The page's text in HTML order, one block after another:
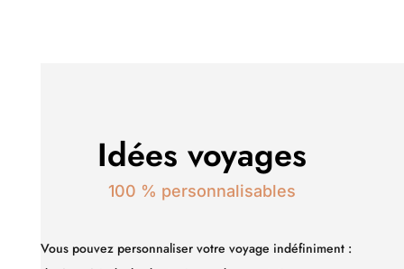
Idées voyages
100 % personnalisables
Vous pouvez personnaliser votre voyage indéfiniment :